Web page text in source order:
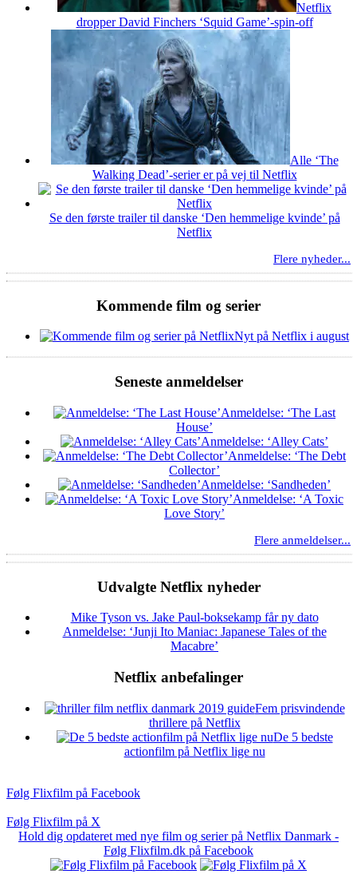
Netflix
dropper David Finchers ‘Squid Game’-spin-off
Alle ‘The
Walking Dead’-serier er på vej til Netflix
Se den første trailer til danske ‘Den hemmelige kvinde’ på
Netflix
Flere nyheder...
Kommende film og serier
Nyt på Netflix i august
Seneste anmeldelser
Anmeldelse: ‘The Last
House’
Anmeldelse: ‘Alley Cats’
Anmeldelse: ‘The Debt
Collector’
Anmeldelse: ‘Sandheden’
Anmeldelse: ‘A Toxic
Love Story’
Flere anmeldelser...
Udvalgte Netflix nyheder
Mike Tyson vs. Jake Paul-boksekamp får ny dato
Anmeldelse: ‘Junji Ito Maniac: Japanese Tales of the
Macabre’
Netflix anbefalinger
Fem prisvindende
thrillere på Netflix
De 5 bedste
actionfilm på Netflix lige nu
Følg Flixfilm på Facebook
Følg Flixfilm på X
Hold dig opdateret med nye film og serier på Netflix Danmark -
Følg Flixfilm.dk på Facebook